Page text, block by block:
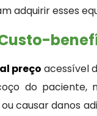
adquirir esses
preço acessível
do paciente,
causar danos